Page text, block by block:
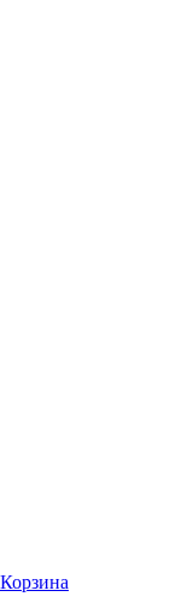
Корзина